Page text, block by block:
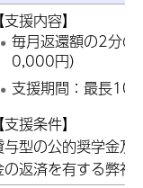
【支援内容】
毎月返還額の2分
0,000円）
支援期間：最長10
【支援条件】
与型の公的奨学金及
の返済を有する弊社